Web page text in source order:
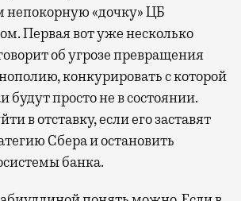
«дочку» ЦБ
Первая вот уже несколько
об угрозе превращения
конкурировать с которой
будут просто не в состоянии.
в отставку, если его заставят
Сбера и остановить
банка.